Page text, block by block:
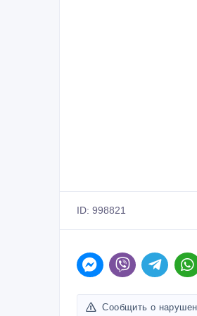
ID: 998821
Сообщить о